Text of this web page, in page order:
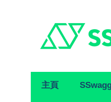
Primary
Navigation
主頁